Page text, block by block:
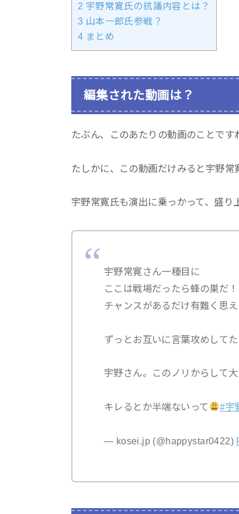
2 宇野常寛氏の抗議内容とは？
3 山本一郎氏参戦？
4 まとめ
編集された動画は？
たぶん、このあたりの動画のことです
たしかに、この動画だけみると宇野常
宇野常寛氏も演出に乗っかって、盛り
宇野常寛さん一種目に
ここは戦場だったら蜂の巣だ！
チャンスがあるだけ有難く思え
ずっとお互いに言葉攻めしてた
宇野さん。このノリからして大
キレるとか半端ないって #宇
— kosei.jp (@happystar0422)